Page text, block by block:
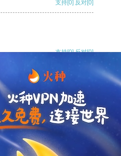
支持[0] 反对[0]
支持[0] 反对[0]
支持[0] 反对
支持